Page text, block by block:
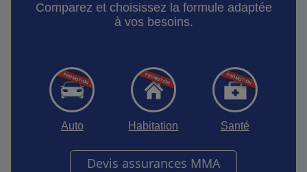
Comparez et choisissez la formule adaptée
à vos besoins.
Auto Habitation Santé
Devis assurances MMA